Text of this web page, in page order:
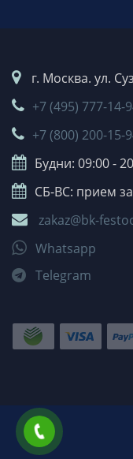
г. Москва. ул.
+7 (495) 777-14-
+7 (800) 200-15-
Будни: 09:00 -
СБ-ВС: прием
zakaz@bk-
Whatsapp
Telegram